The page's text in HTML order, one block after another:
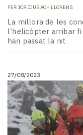
PER JORDI UBACH LLORENS
La millora de les
l'helicòpter arribar
han passat la nit
27/08/2023